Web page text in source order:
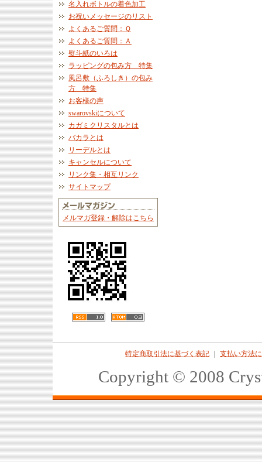
名入れボトルの着色加工
お祝いメッセージのリスト
よくあるご質問：Ｑ
よくあるご質問：Ａ
熨斗紙のいろは
ラッピングの包み方 特集
風呂敷（ふろしき）の包み
方 特集
お客様の声
swarovskiについて
カガミクリスタルとは
バカラとは
リーデルとは
キャンセルについて
リンク集・相互リンク
サイトマップ
メルマガ登録・解除はこちら
特定商取引法に基づく表記 支払い方法
Copyright © 2008